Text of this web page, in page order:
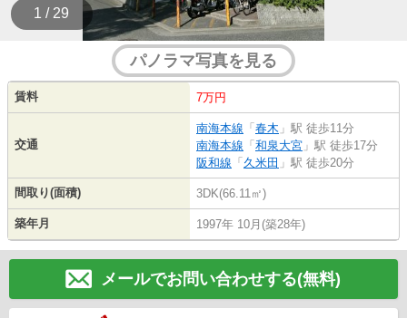
1 / 29
パノラマ写真を見る
賃料 7万円
交通
南海本線 「 春木 」駅 徒歩11分
南海本線 「 和泉大宮 」駅 徒歩17分
阪和線 「 久米田 」駅 徒歩20分
間取り(面積) 3DK(66.11㎡)
築年月 1997年 10月(築28年)
メールでお問い合わせする(無料)